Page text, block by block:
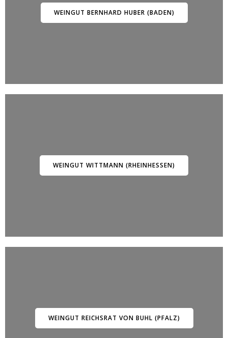
WEINGUT BERNHARD HUBER (BADEN)
WEINGUT WITTMANN (RHEINHESSEN)
WEINGUT REICHSRAT VON BUHL (PFALZ)